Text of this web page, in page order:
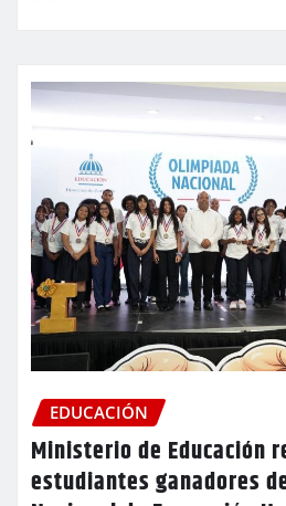
EDUCACIÓN
Ministerio de Educación
estudiantes ganadores